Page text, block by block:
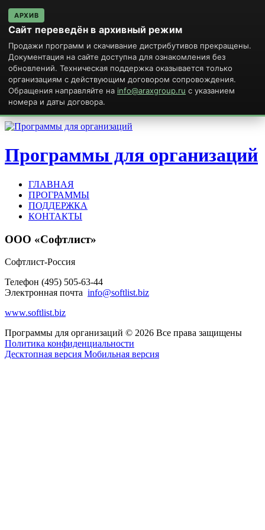
АРХИВ
Сайт переведён в архивный режим
Продажи программ и скачивание дистрибутивов прекращены.
Документация на сайте доступна для ознакомления без
обновлений. Техническая поддержка оказывается только
организациям с действующим договором сопровождения.
Обращения направляйте на info@araxgroup.ru с указанием
номера и даты договора.
Программы для организаций
ГЛАВНАЯ
ПРОГРАММЫ
ПОДДЕРЖКА
КОНТАКТЫ
ООО «Софтлист»
Софтлист-Россия
Телефон (495) 505-63-44
Электронная почта info@softlist.biz
www.softlist.biz
Программы для организаций © 2026 Все права защищены
Политика конфиденциальности
Десктопная версия Мобильная версия